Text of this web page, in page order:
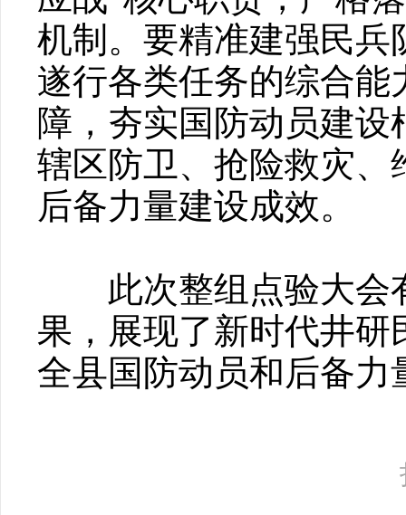
机制。要精准建强民
遂行各类任务的综合
障，夯实国防动员建
辖区防卫、抢险救灾
后备力量建设成效。
此次整组点验大会
果，展现了新时代井
全县国防动员和后备